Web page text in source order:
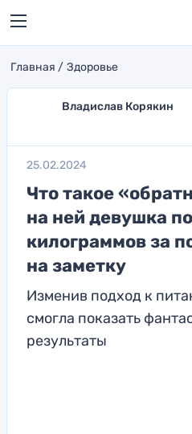
Главная Здоровье
Владислав Корякин
25.02.2024
Что такое
на ней девушка
килограммов за
на заметку
Изменив подход к
смогла показать
результаты